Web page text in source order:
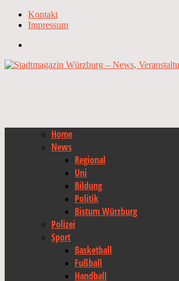
Kontakt
Impressum
Home
News
Regional
Uni
Bildung
Politik
Bistum Würzburg
Polizei
Sport
Basketball
Fußball
Handball